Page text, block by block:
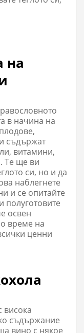
на
в начина на
съдържат
витамини,
Te ще ви
си, но и да
наблегнете
и се опитайте
полуготовите
освен
време на
ценни
висока
съдържание
вино с някое